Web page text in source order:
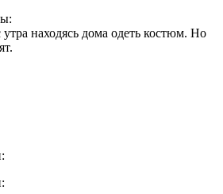
утра находясь дома одеть костюм. Но